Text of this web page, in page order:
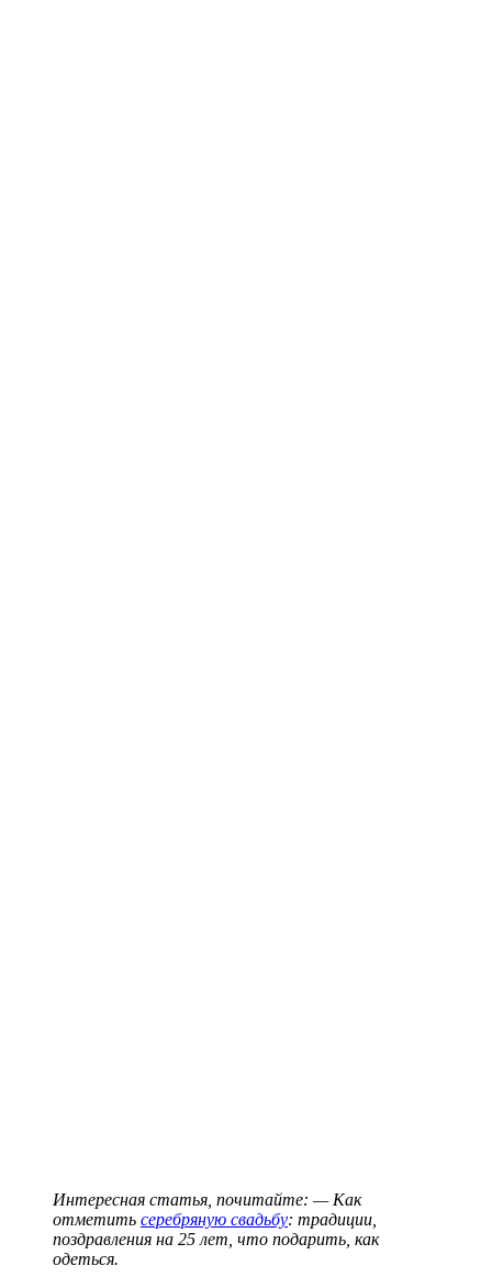
Интересная статья, почитайте: — Как
отметить серебряную свадьбу: традиции,
поздравления на 25 лет, что подарить, как
одеться.